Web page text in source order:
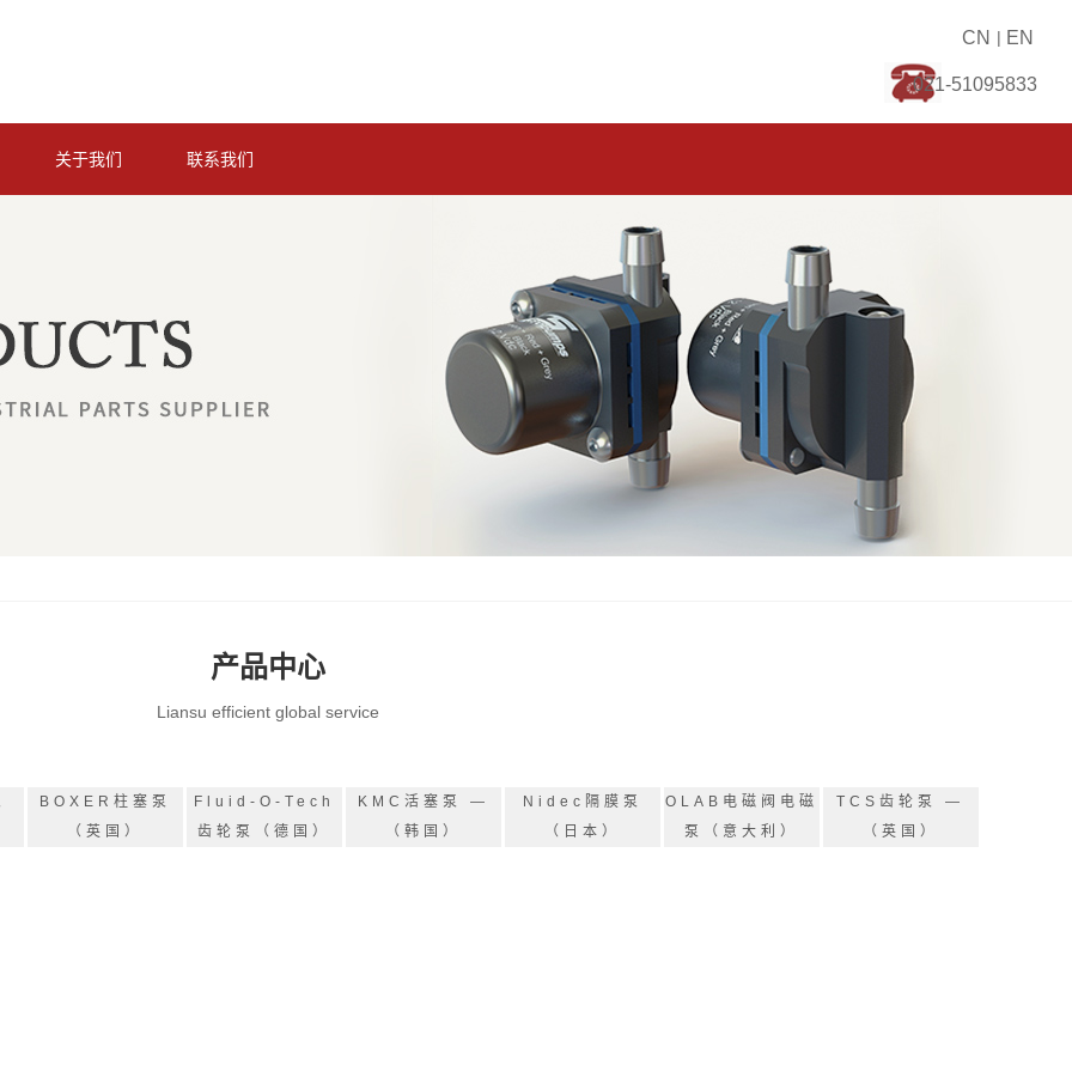
CN | EN
021-51095833
关于我们 联系我们
产品中心
Liansu efficient global service
BOXER柱塞泵
（英国）
Fluid-O-Tech
齿轮泵（德国）
KMC活塞泵 —
（韩国）
Nidec隔膜泵
（日本）
OLAB电磁阀电磁
泵（意大利）
TCS齿轮泵 —
（英国）